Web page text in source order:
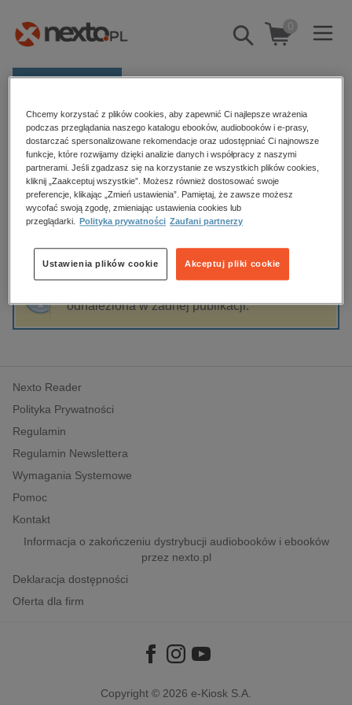
Pokaż/schowaj
wyszukiwarkę
0
Kategorie
Zobacz wszystkie E-prasa
budownictwo, aranżacja wnętrz
biznesowe, branżowe, gospodarka
dzienniki
edukacja
hobby, sport, rozrywka
komputery, internet, technologie, informatyka
polityka, społeczno-informacyjne
psychologiczne
inne
popularno-naukowe
historia
Strona główna Christian Ollivier
Christian Ollivier
Sortowanie Filtrowanie
odnaleziona w żadnej publikacji.
Nexto Reader
Polityka Prywatności
Regulamin
Regulamin Newslettera
Wymagania Systemowe
Pomoc
Kontakt
Informacja o zakończeniu dystrybucji audiobooków i ebooków
przez nexto.pl
Deklaracja dostępności
Oferta dla firm
Copyright © 2026 e-Kiosk S.A.
Chcemy korzystać z plików cookies, aby zapewnić Ci najlepsze wrażenia
podczas przeglądania naszego katalogu ebooków, audiobooków i e-prasy,
dostarczać spersonalizowane rekomendacje oraz udostępniać Ci najnowsze
funkcje, które rozwijamy dzięki analizie danych i współpracy z naszymi
partnerami. Jeśli zgadzasz się na korzystanie ze wszystkich plików cookies,
kliknij „Zaakceptuj wszystkie”. Możesz również dostosować swoje
preferencje, klikając „Zmień ustawienia”. Pamiętaj, że zawsze możesz
wycofać swoją zgodę, zmieniając ustawienia cookies lub
przeglądarki.
Polityka prywatności Zaufani partnerzy
Akceptuj pliki cookie
Ustawienia plików cookie